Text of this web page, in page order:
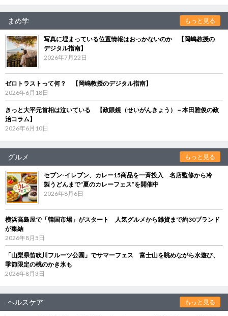
まめ学 もっと見る
写真に埋まっている位置情報はおっかないのか 【岡嶋教授の
デジタル指南】
2026年7月22日
ゼロトラストって何？ 【岡嶋教授のデジタル指南】
2026年6月18日
きっと大平元首相は泣いている 【政眼鏡（せいがんきょう）－本田雅俊の政
治コラム】
2026年6月10日
グルメ もっと見る
セブン‐イレブン、カレー15商品を一斉投入 名店監修から冷
製うどんまで“夏のカレーフェス”を開催中
2026年8月6日
横浜高島屋で「韓国市場」がスタート 人気グルメから雑貨まで約30ブランド
が集結
2026年8月5日
「山梨県笛吹川フルーツ公園」でサマーフェス 富士山を眺めながら水遊び、
季節限定の桃のかき氷も
2026年8月3日
ヘルスケア もっと見る